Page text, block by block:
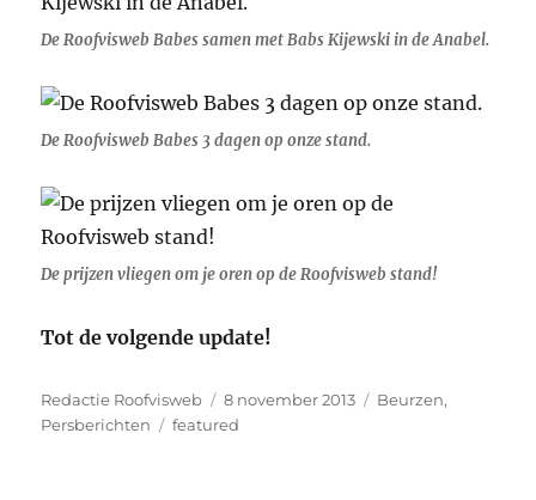
De Roofvisweb Babes samen met Babs Kijewski in de Anabel.
De Roofvisweb Babes 3 dagen op onze stand.
De prijzen vliegen om je oren op de Roofvisweb stand!
Tot de volgende update!
Auteur
Redactie Roofvisweb
Geplaatst
op
8 november 2013 Categorieën
Beurzen,
Persberichten
Tags
featured